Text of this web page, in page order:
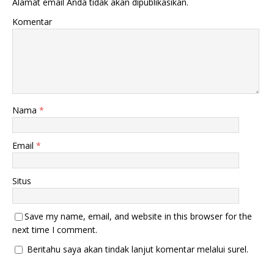
Komentar
Nama *
Email *
Situs
Save my name, email, and website in this browser for the
next time I comment.
Beritahu saya akan tindak lanjut komentar melalui surel.